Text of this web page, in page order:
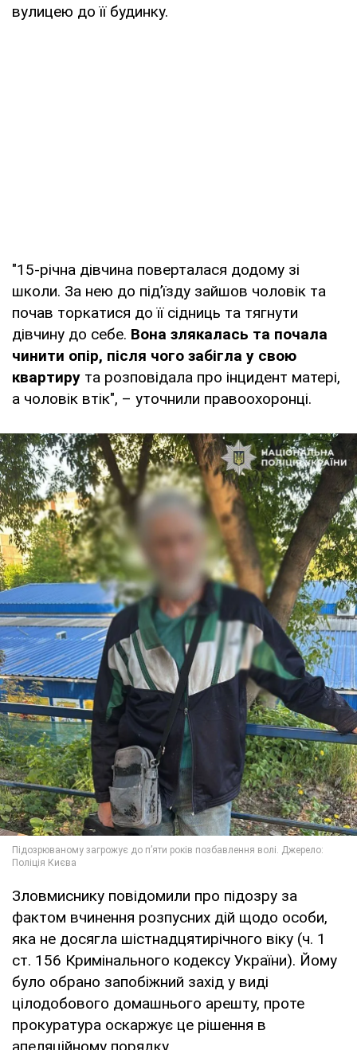
вулицею до її будинку.
"15-річна дівчина поверталася додому зі
школи. За нею до під’їзду зайшов чоловік та
почав торкатися до її сідниць та тягнути
дівчину до себе. Вона злякалась та почала
чинити опір, після чого забігла у свою
квартиру та розповідала про інцидент матері,
а чоловік втік", – уточнили правоохоронці.
Зловмиснику повідомили про підозру за
фактом вчинення розпусних дій щодо особи,
яка не досягла шістнадцятирічного віку (ч. 1
ст. 156 Кримінального кодексу України). Йому
було обрано запобіжний захід у виді
цілодобового домашнього арешту, проте
прокуратура оскаржує це рішення в